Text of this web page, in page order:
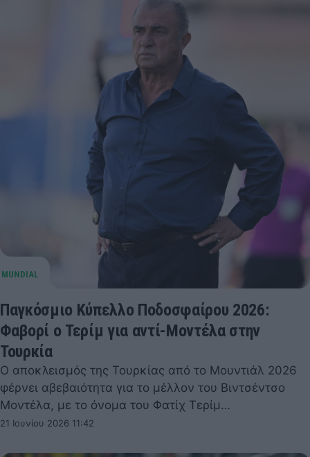
Παγκόσμιο Κύπελλο Ποδοσφαίρου 2026:
Φαβορί ο Τερίμ για αντί-Μοντέλα στην
Τουρκία
Ο αποκλεισμός της Τουρκίας από το Μουντιάλ 2026
φέρνει αβεβαιότητα για το μέλλον του Βιντσέντσο
Μοντέλα, με το όνομα του Φατίχ Τερίμ…
21 Ιουνίου 2026 11:42